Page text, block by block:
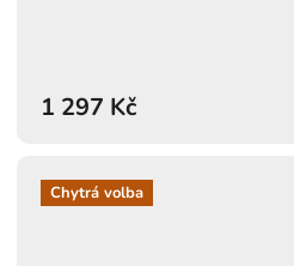
1 297 Kč
Chytrá volba